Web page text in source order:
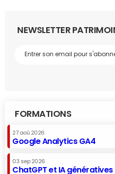
NEWSLETTER
FORMATIONS
27 aoû 2026
Google Analytics GA4
03 sep 2026
ChatGPT et IA